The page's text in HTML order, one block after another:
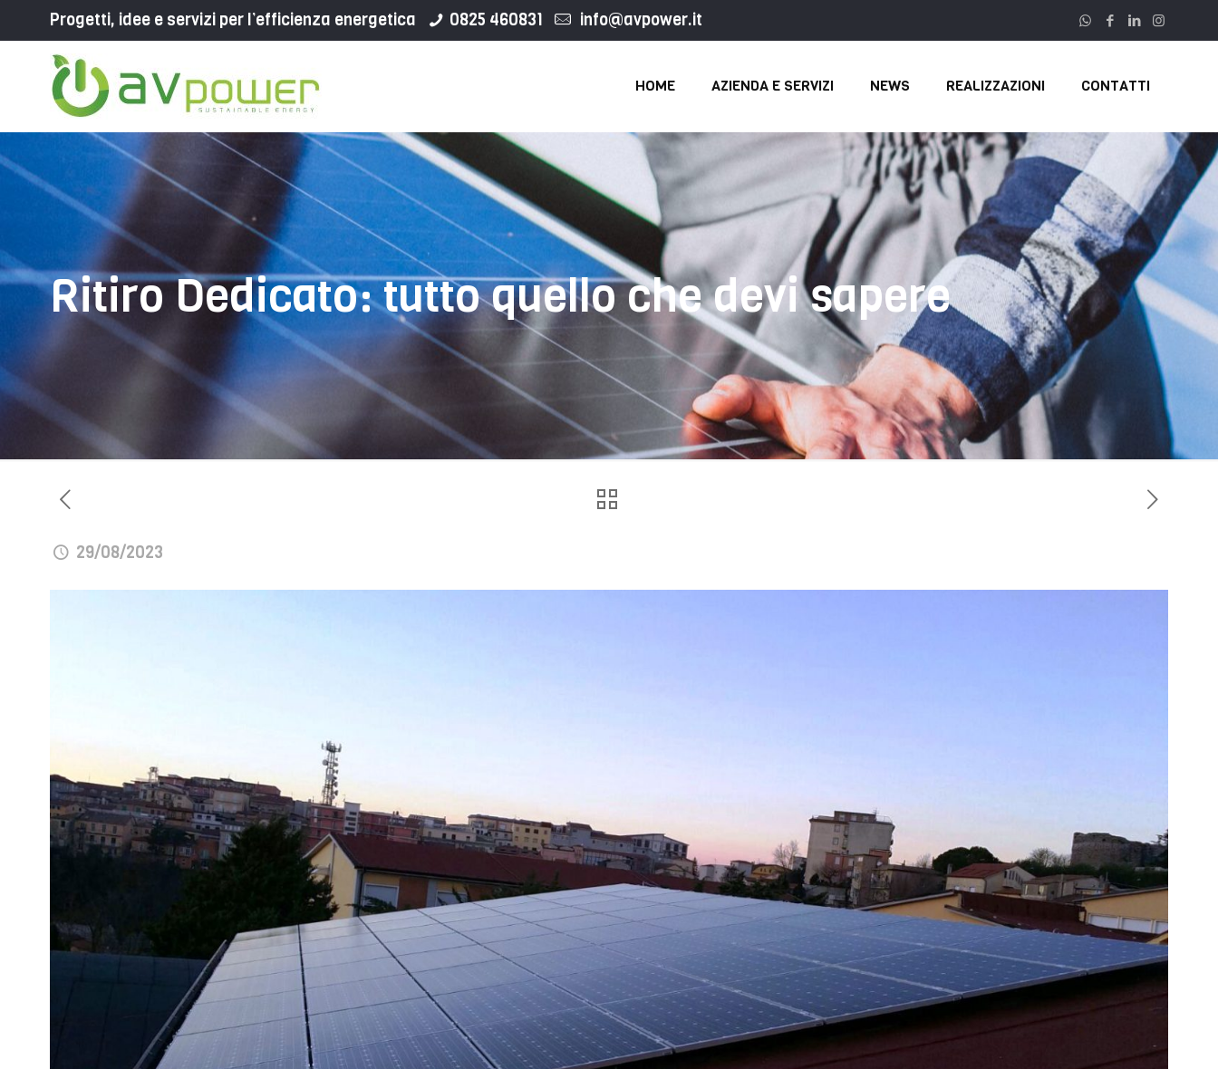
Progetti, idee e servizi per l’efficienza energetica 0825 460831 info@avpower.it
HOME AZIENDA E SERVIZI NEWS REALIZZAZIONI CONTATTI
Ritiro Dedicato: tutto quello che devi sapere
29/08/2023